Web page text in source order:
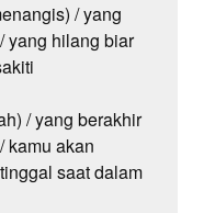
/ yang
yang hilang biar
/ yang berakhir
kamu akan
saat dalam